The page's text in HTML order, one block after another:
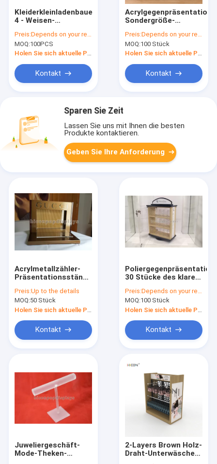
Kleiderkleinladenbaue
4 - Weisen-
Oberbekleidungs-
Kleidungs-
Präsentationsständer
Preis:Depends on your requirements
MOQ:100PCS
Holen Sie sich aktuelle Preis
Kontakt
Sondergröße-
Ausstellungsstand
für Geschäfte
Preis:Depends on your requirements
MOQ:100 Stück
Holen Sie sich aktuelle Preis
Kontakt
Sparen Sie Zeit
Lassen Sie uns mit Ihnen die besten
Produkte kontaktieren.
Geben Sie Ihre Anforderung
Acrylmetallzähler-
Präsentationsständer-
optischer
Ausstellungsstand
für Gucci-Eyewear
Preis:Up to the details
MOQ:50 Stück
Kontakt
30 Stücke des klaren
Anzeigen-
Schaukastens
Preis:Depends on your requirements
MOQ:100 Stück
Kontakt
Juweliergeschäft-
Mode-Theken-
2-Layers Brown Holz-
Draht-Unterwäsche-